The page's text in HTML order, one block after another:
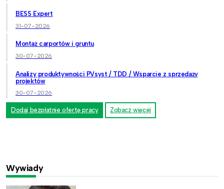
BESS Expert
31-07-2026
Montaż carportów i gruntu
30-07-2026
Analizy produktywności PVsyst / TDD / Wsparcie z sprzedaży
projektów
30-07-2026
Dodaj bezpłatnie ofertę pracy Zobacz więcej
Wywiady